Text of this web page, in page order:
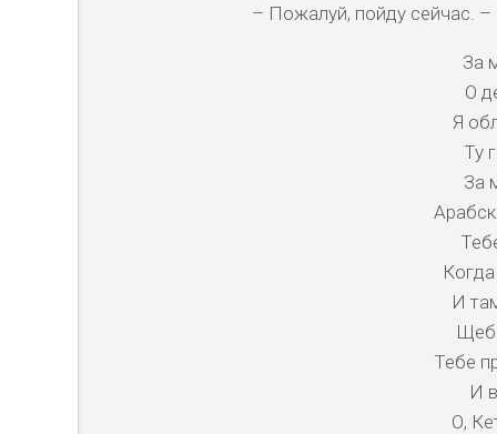
– Пожалуй, пойду сейчас. –
За
О
Я
Ту
За
И
Тебе
И
О,